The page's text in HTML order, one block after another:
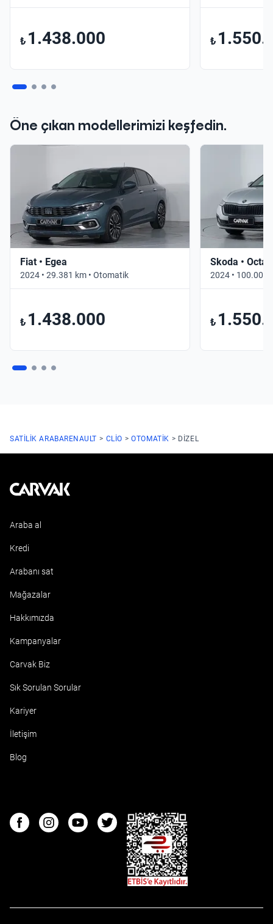
₺ 1.438.000 ₺
Öne çıkan modellerimizi keşfedin.
Fiat • Egea
2024 • 29.381 km • Otomatik
₺ 1.438.000
Skoda •
2024 • 100.000
₺
SATILIK ARABARENAULT CLIO OTOMATIK DIZEL
Kavak
Araba al
Kredi
Arabanı sat
Mağazalar
Hakkımızda
Kampanyalar
Carvak Biz
Sık Sorulan Sorular
Kariyer
İletişim
Blog
FacebookInstagramYoutubeTwitter
ETBIS